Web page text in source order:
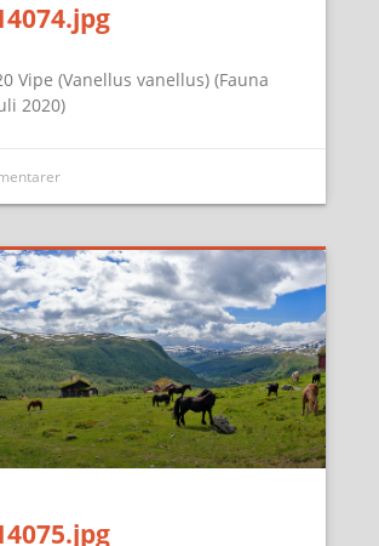
Vipe (Vanellus vanellus) (Fauna
2020)